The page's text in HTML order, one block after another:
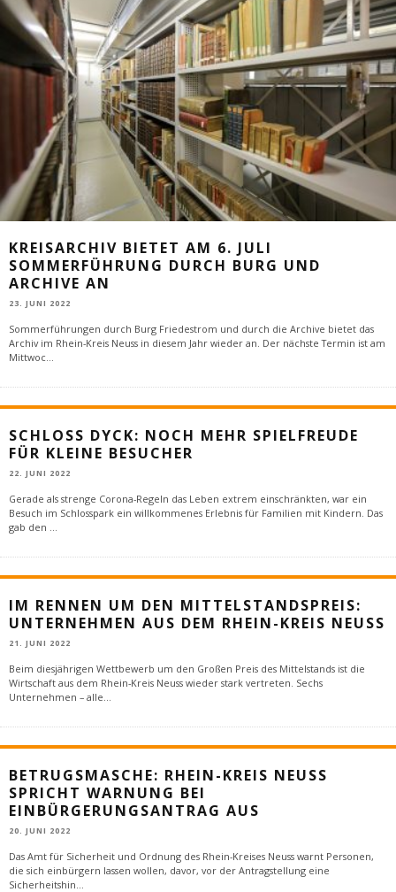
KREISARCHIV BIETET AM 6. JULI
SOMMERFÜHRUNG DURCH BURG UND
ARCHIVE AN
23. JUNI 2022
Sommerführungen durch Burg Friedestrom und durch die Archive bietet das
Archiv im Rhein-Kreis Neuss in diesem Jahr wieder an. Der nächste Termin ist am
Mittwoc
SCHLOSS DYCK: NOCH MEHR SPIELFREUDE
FÜR KLEINE BESUCHER
22. JUNI 2022
Gerade als strenge Corona-Regeln das Leben extrem einschränkten, war ein
Besuch im Schlosspark ein willkommenes Erlebnis für Familien mit Kindern. Das
gab den
IM RENNEN UM DEN MITTELSTANDSPREIS:
UNTERNEHMEN AUS DEM RHEIN-KREIS NEUSS
21. JUNI 2022
Beim diesjährigen Wettbewerb um den Großen Preis des Mittelstands ist die
Wirtschaft aus dem Rhein-Kreis Neuss wieder stark vertreten. Sechs
Unternehmen – alle
BETRUGSMASCHE: RHEIN-KREIS NEUSS
SPRICHT WARNUNG BEI
EINBÜRGERUNGSANTRAG AUS
20. JUNI 2022
Das Amt für Sicherheit und Ordnung des Rhein-Kreises Neuss warnt Personen,
die sich einbürgern lassen wollen, davor, vor der Antragstellung eine
Sicherheitshin